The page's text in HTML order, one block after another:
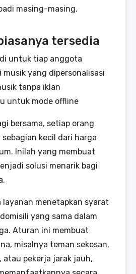
masing-masing.
tersedia
untuk tiap anggota
musik yang dipersonalisasi
tanpa iklan
untuk mode offline
bersama, setiap orang
kecil dari harga
Inilah yang membuat
solusi menarik bagi
layanan menetapkan syarat
yang sama dalam
Aturan ini membuat
misalnya teman sekosan,
atau pekerja jarak jauh,